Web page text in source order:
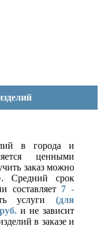
в города и
ценными
заказ можно
Средний срок
составляет 7 -
услуги(для
и не зависит
в заказе и